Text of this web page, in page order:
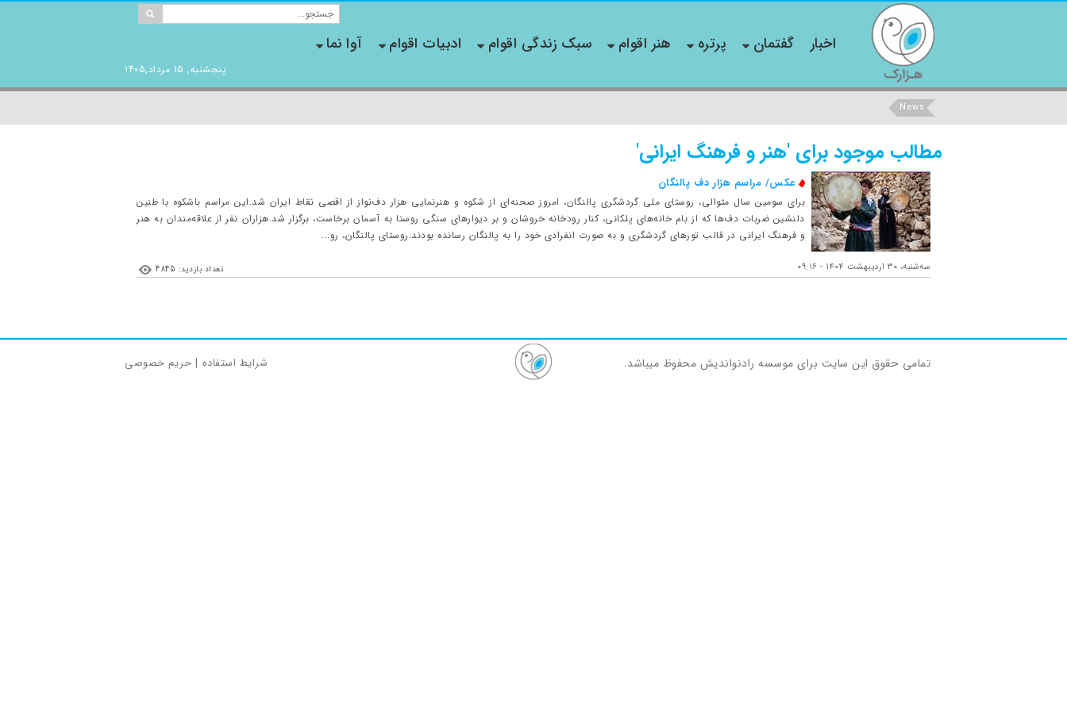
پنجشنبه, 15 مرداد,1405
اخبار گفتمان پرتره هنر اقوام سبک زندگی اقوام ادبیات اقوام آوا نما
News
مطالب موجود برای 'هنر و فرهنگ ایرانی'
عکس/ مراسم هزار دف پالنگان
برای سومین سال متوالی، روستای ملی گردشگری پالنگان، امروز صحنه‌ای از شکوه و هنرنمایی هزار دف‌نواز از اقصی نقاط ایران شد.این مراسم باشکوه با طنین
دلنشین ضربات دف‌ها که از بام خانه‌های پلکانی، کنار رودخانه خروشان و بر دیوارهای سنگی روستا به آسمان برخاست، برگزار شد.هزاران نفر از علاقه‌مندان به هنر
و فرهنگ ایرانی در قالب تورهای گردشگری و به صورت انفرادی خود را به پالنگان رسانده بودند.روستای پالنگان، رو...
ﺳﻪشنبه، ۳۰ اردیبهشت ۱۴۰۴ - ۰۹:۱۶ تعداد بازدید: 4845
تمامی حقوق این سایت برای موسسه رادنواندیش محفوظ میباشد. حریم خصوصی | شرایط استفاده